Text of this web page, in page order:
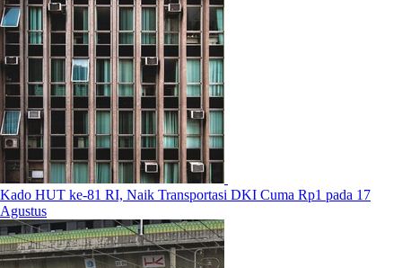
Kado HUT ke-81 RI, Naik Transportasi DKI Cuma Rp1 pada 17
Agustus